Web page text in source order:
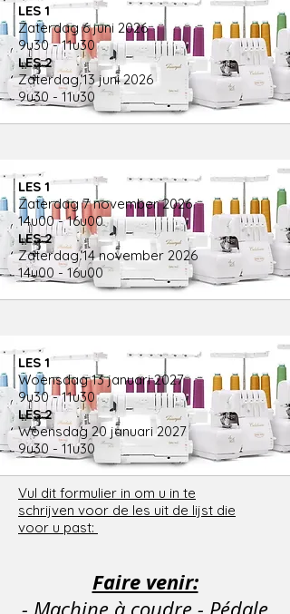
LES 1
Zaterdag 6 juni 2026
9u30 - 11u30
LES 2
Zaterdag 13 juni 2026
9u30 - 11u30
LES 1
Zaterdag 7 november 2026
14u00 - 16u00
LES 2
Zaterdag 14 november 2026
14u00 - 16u00
LES 1
Woensdag 13 januari 2027
9u30 - 11u30
LES 2
Woensdag 20 januari 2027
9u30 - 11u30
Vul dit formulier in om u in te
schrijven voor de les uit de lijst die
voor u past:
Faire venir: